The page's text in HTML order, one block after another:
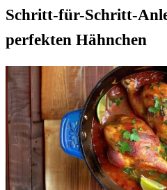
Schritt-für-Schritt-
perfekten Hähnchen